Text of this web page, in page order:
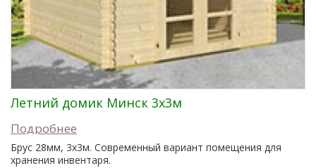
Летний домик Минск 3x3м
Подробнее
Брус 28мм, 3x3м. Современный вариант помещения для
хранения инвентаря.